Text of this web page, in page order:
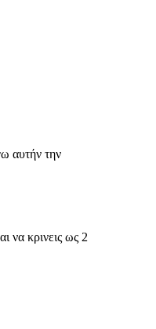
αυτήν την
να κρινεις ως 2